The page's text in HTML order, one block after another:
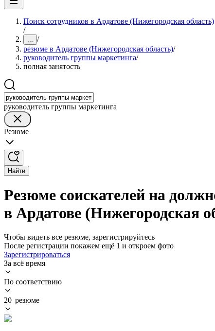
Поиск сотрудников в Ардатове (Нижегородская область)
/
... /
резюме в Ардатове (Нижегородская область)/
руководитель группы маркетинга/
полная занятость
руководитель группы маркетинга
Резюме
Найти
Резюме соискателей на
в Ардатове (Нижегородская
Чтобы видеть все резюме, зарегистрируйтесь
После регистрации покажем ещё 1 и откроем фото
Зарегистрироваться
За всё время
По соответствию
20 резюме